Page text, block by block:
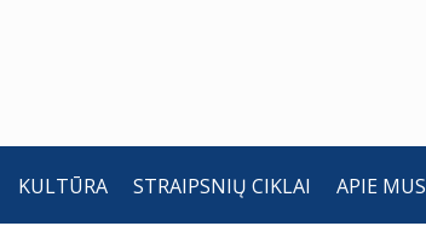
KULTŪRA STRAIPSNIŲ CIKLAI APIE MUS